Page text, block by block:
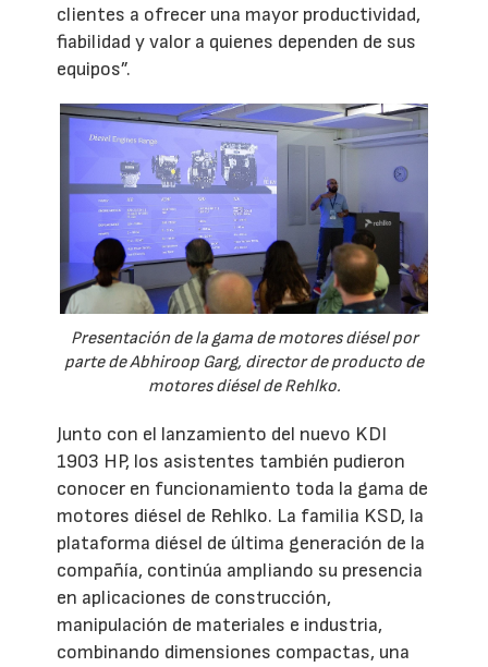
clientes a ofrecer una mayor productividad,
fiabilidad y valor a quienes dependen de sus
equipos”.
Presentación de la gama de motores diésel por
parte de Abhiroop Garg, director de producto de
motores diésel de Rehlko.
Junto con el lanzamiento del nuevo KDI
1903 HP, los asistentes también pudieron
conocer en funcionamiento toda la gama de
motores diésel de Rehlko. La familia KSD, la
plataforma diésel de última generación de la
compañía, continúa ampliando su presencia
en aplicaciones de construcción,
manipulación de materiales e industria,
combinando dimensiones compactas, una